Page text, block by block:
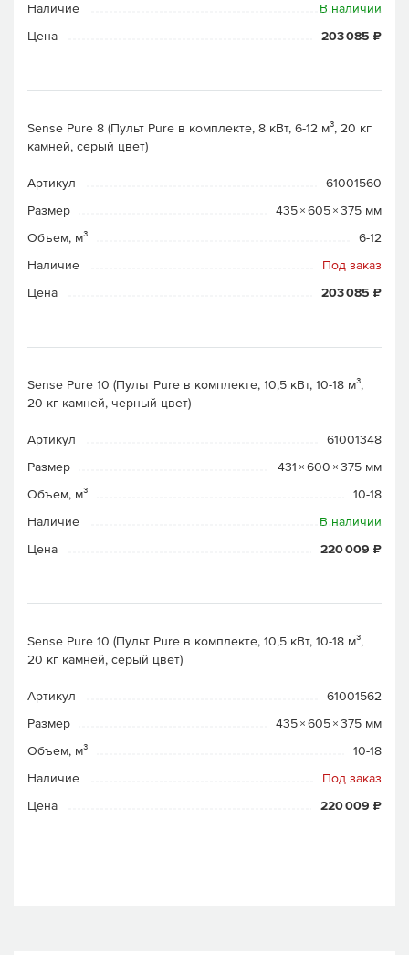
Наличие
В наличии
Цена
203 085 ₽
Sense Pure 8 (Пульт Pure в комплекте, 8 кВт, 6-12 м³, 20 кг
камней, серый цвет)
Артикул
61001560
Размер
435 × 605 × 375 мм
Объем, м³
6-12
Наличие
Под заказ
Цена
203 085 ₽
Sense Pure 10 (Пульт Pure в комплекте, 10,5 кВт, 10-18 м³,
20 кг камней, черный цвет)
Артикул
61001348
Размер
431 × 600 × 375 мм
Объем, м³
10-18
Наличие
В наличии
Цена
220 009 ₽
Sense Pure 10 (Пульт Pure в комплекте, 10,5 кВт, 10-18 м³,
20 кг камней, серый цвет)
Артикул
61001562
Размер
435 × 605 × 375 мм
Объем, м³
10-18
Наличие
Под заказ
Цена
220 009 ₽